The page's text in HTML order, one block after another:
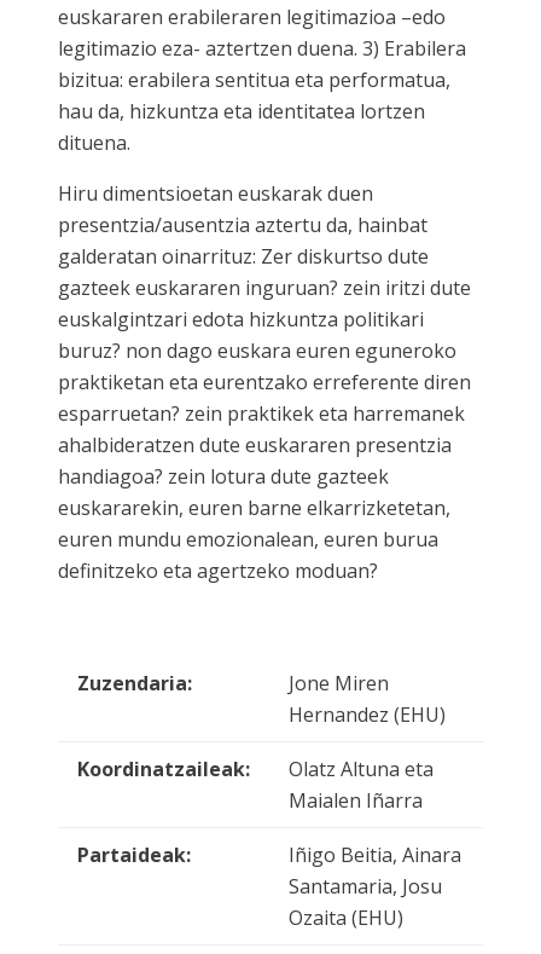
euskararen erabileraren legitimazioa –edo
legitimazio eza- aztertzen duena. 3) Erabilera
bizitua: erabilera sentitua eta performatua,
hau da, hizkuntza eta identitatea lortzen
dituena.
Hiru dimentsioetan euskarak duen
presentzia/ausentzia aztertu da, hainbat
galderatan oinarrituz: Zer diskurtso dute
gazteek euskararen inguruan? zein iritzi dute
euskalgintzari edota hizkuntza politikari
buruz? non dago euskara euren eguneroko
praktiketan eta eurentzako erreferente diren
esparruetan? zein praktikek eta harremanek
ahalbideratzen dute euskararen presentzia
handiagoa? zein lotura dute gazteek
euskararekin, euren barne elkarrizketetan,
euren mundu emozionalean, euren burua
definitzeko eta agertzeko moduan?
Zuzendaria:
Jone Miren
Hernandez (EHU)
Koordinatzaileak:
Olatz Altuna eta
Maialen Iñarra
Partaideak:
Iñigo Beitia, Ainara
Santamaria, Josu
Ozaita (EHU)